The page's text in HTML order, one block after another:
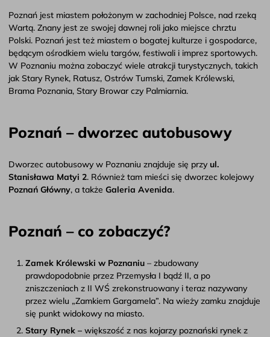
Poznań jest miastem położonym w zachodniej Polsce, nad rzeką
Wartą. Znany jest ze swojej dawnej roli jako miejsce chrztu
Polski. Poznań jest też miastem o bogatej kulturze i gospodarce,
będącym ośrodkiem wielu targów, festiwali i imprez sportowych.
W Poznaniu można zobaczyć wiele atrakcji turystycznych, takich
jak Stary Rynek, Ratusz, Ostrów Tumski, Zamek Królewski,
Brama Poznania, Stary Browar czy Palmiarnia.
Poznań – dworzec autobusowy
Dworzec autobusowy w Poznaniu znajduje się przy ul.
Stanisława Matyi 2. Również tam mieści się dworzec kolejowy
Poznań Główny, a także Galeria Avenida.
Poznań – co zobaczyć?
Zamek Królewski w Poznaniu – zbudowany
prawdopodobnie przez Przemysła I bądź II, a po
zniszczeniach z II WŚ zrekonstruowany i teraz nazywany
przez wielu „Zamkiem Gargamela”. Na wieży zamku znajduje
się punkt widokowy na miasto.
Stary Rynek – większość z nas kojarzy poznański rynek z